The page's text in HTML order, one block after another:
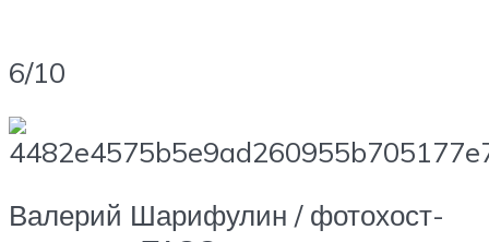
6/10
Валерий Шарифулин / фотохост-